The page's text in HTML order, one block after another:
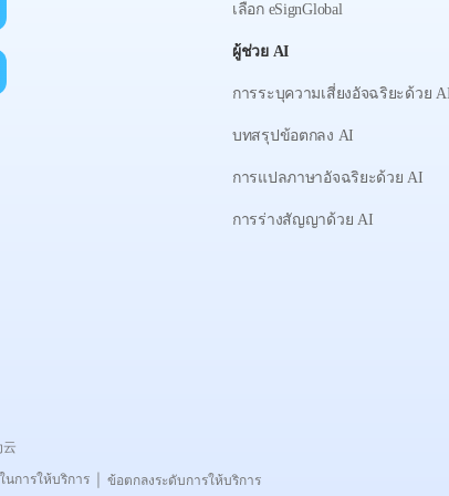
เลือก eSignGlobal
ผู้ช่วย AI
การระบุความเสี่ยงอัจฉริยะด้วย
บทสรุปข้อตกลง AI
การแปลภาษาอัจฉริยะด้วย AI
การร่างสัญญาด้วย AI
云
การให้บริการ ข้อตกลงระดับการให้บริการ